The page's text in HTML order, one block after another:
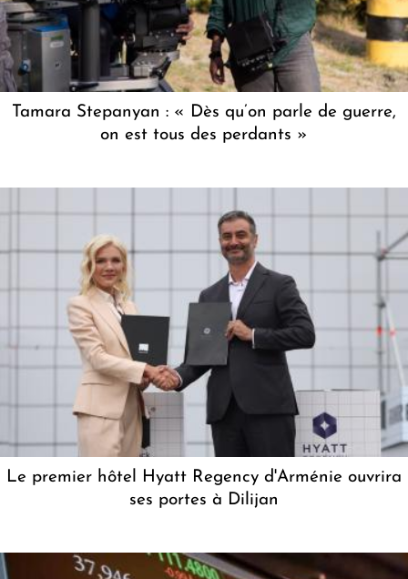
Tamara Stepanyan : « Dès qu’on parle de guerre,
on est tous des perdants »
Le premier hôtel Hyatt Regency d'Arménie ouvrira
ses portes à Dilijan